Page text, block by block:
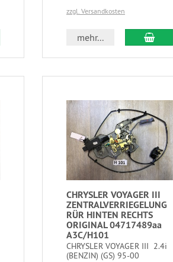
zzgl. Versandkosten
mehr...
CHRYSLER VOYAGER III
ZENTRALVERRIEGELUNG
RÜR HINTEN RECHTS
ORIGINAL 04717489aa
A3C/H101
CHRYSLER VOYAGER III 2.4i
(BENZIN) (GS) 95-00